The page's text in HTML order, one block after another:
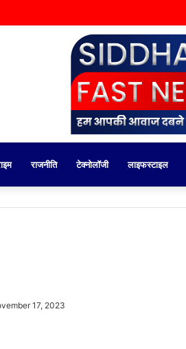
राजनीति टेक्नोलॉजी लाइफस्टाइल
17, 2023